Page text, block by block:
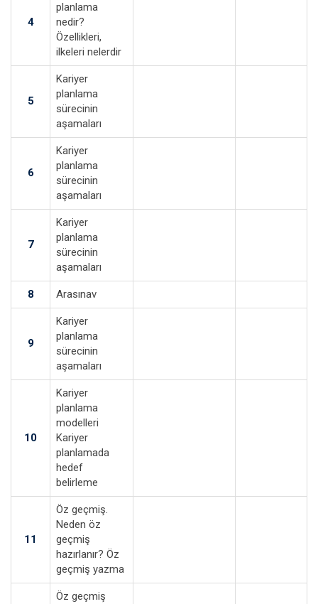
4
planlama
nedir?
Özellikleri,
ilkeleri nelerdir
5
Kariyer
planlama
sürecinin
aşamaları
6
Kariyer
planlama
sürecinin
aşamaları
7
Kariyer
planlama
sürecinin
aşamaları
8 Arasınav
9
Kariyer
planlama
sürecinin
aşamaları
10
Kariyer
planlama
modelleri
Kariyer
planlamada
hedef
belirleme
11
Öz geçmiş.
Neden öz
geçmiş
hazırlanır? Öz
geçmiş yazma
Öz geçmiş